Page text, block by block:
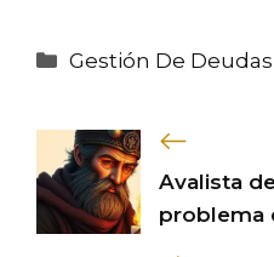
Categorías
Gestión De Deudas
Avalista
problema